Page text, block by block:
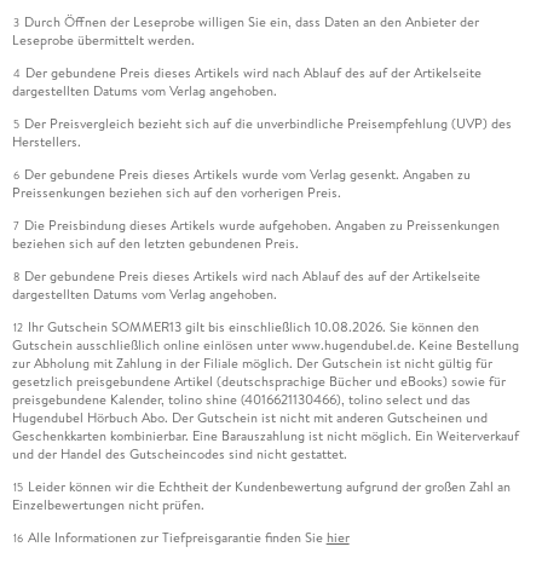
3 Durch Öffnen der Leseprobe willigen Sie ein, dass Daten an den Anbieter der
Leseprobe übermittelt werden.
4 Der gebundene Preis dieses Artikels wird nach Ablauf des auf der Artikelseite
dargestellten Datums vom Verlag angehoben.
5 Der Preisvergleich bezieht sich auf die unverbindliche Preisempfehlung (UVP) des
Herstellers.
6 Der gebundene Preis dieses Artikels wurde vom Verlag gesenkt. Angaben zu
Preissenkungen beziehen sich auf den vorherigen Preis.
7 Die Preisbindung dieses Artikels wurde aufgehoben. Angaben zu Preissenkungen
beziehen sich auf den letzten gebundenen Preis.
8 Der gebundene Preis dieses Artikels wird nach Ablauf des auf der Artikelseite
dargestellten Datums vom Verlag angehoben.
12 Ihr Gutschein SOMMER13 gilt bis einschließlich 10.08.2026. Sie können den
Gutschein ausschließlich online einlösen unter www.hugendubel.de. Keine Bestellung
zur Abholung mit Zahlung in der Filiale möglich. Der Gutschein ist nicht gültig für
gesetzlich preisgebundene Artikel (deutschsprachige Bücher und eBooks) sowie für
preisgebundene Kalender, tolino shine (4016621130466), tolino select und das
Hugendubel Hörbuch Abo. Der Gutschein ist nicht mit anderen Gutscheinen und
Geschenkkarten kombinierbar. Eine Barauszahlung ist nicht möglich. Ein Weiterverkauf
und der Handel des Gutscheincodes sind nicht gestattet.
15 Leider können wir die Echtheit der Kundenbewertung aufgrund der großen Zahl an
Einzelbewertungen nicht prüfen.
16 Alle Informationen zur Tiefpreisgarantie finden Sie hier